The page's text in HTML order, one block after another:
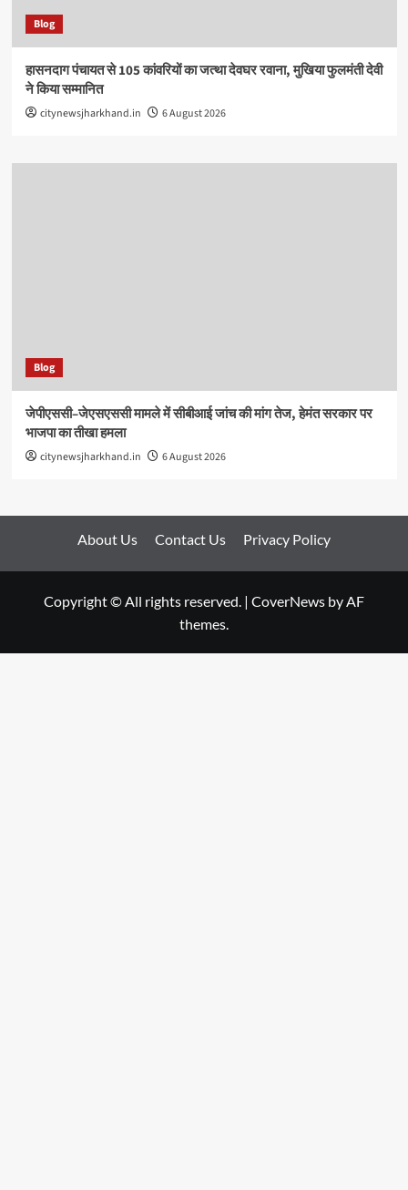
Blog
हासनदाग पंचायत से 105 कांवरियों का जत्था देवघर रवाना, मुखिया फुलमंती देवी
ने किया सम्मानित
citynewsjharkhand.in 6 August 2026
Blog
जेपीएससी–जेएसएससी मामले में सीबीआई जांच की मांग तेज, हेमंत सरकार पर
भाजपा का तीखा हमला
citynewsjharkhand.in 6 August 2026
About Us Contact Us Privacy Policy
Copyright © All rights reserved. | CoverNews by AF
themes.